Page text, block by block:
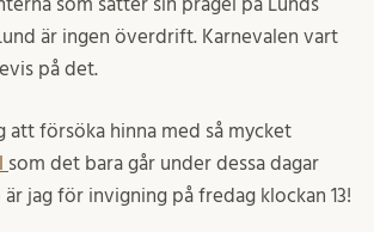
är ingen överdrift. Karnevalen vart
på det.
att försöka hinna med så mycket
som det bara går under dessa dagar
jag för invigning på fredag klockan 13!